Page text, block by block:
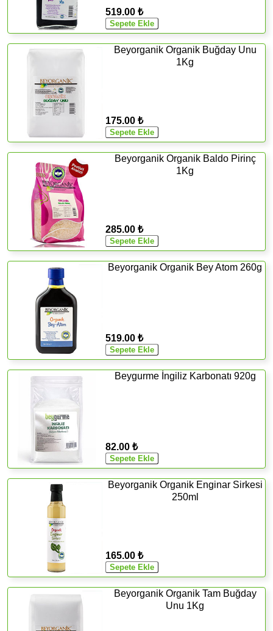
519.00 ₺
Beyorganik Organik Buğday Unu
1Kg
175.00 ₺
Beyorganik Organik Baldo Pirinç
1Kg
285.00 ₺
Beyorganik Organik Bey Atom 260g
519.00 ₺
Beygurme İngiliz Karbonatı 920g
82.00 ₺
Beyorganik Organik Enginar Sirkesi
250ml
165.00 ₺
Beyorganik Organik Tam Buğday
Unu 1Kg